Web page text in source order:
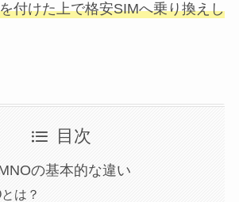
付けた上で格安SIMへ乗り換えし
目次
の基本的な違い
は？